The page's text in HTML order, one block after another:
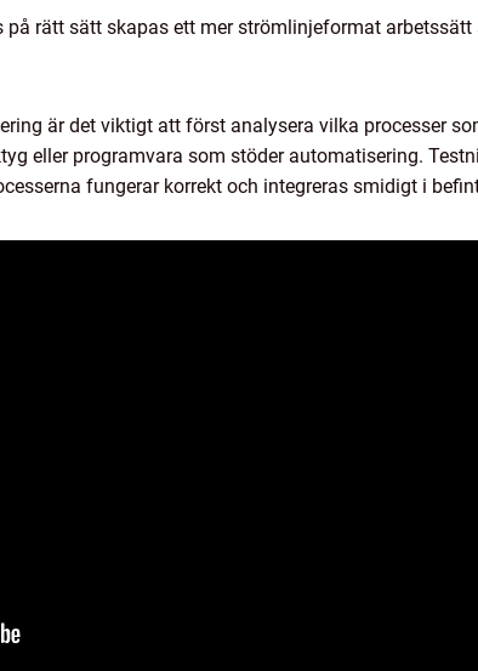
rätt sätt skapas ett mer strömlinjeformat
är det viktigt att först analysera vilka processer
eller programvara som stöder automatisering.
fungerar korrekt och integreras smidigt i